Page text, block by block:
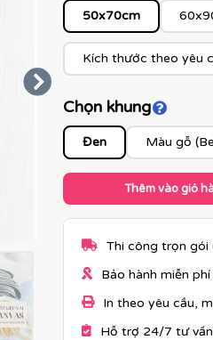
50x70cm
Kích thước theo yêu
Chọn khungClick để
Đen Màu gỗ
Thêm vào giỏ
Thi công trọn gói
Bảo hành miễn
In theo yêu cầu,
Hỗ trợ 24/7 tư